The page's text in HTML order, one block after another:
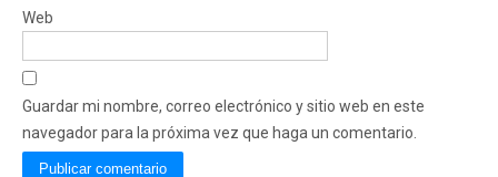
Web
Guardar mi nombre, correo electrónico y sitio web en este
navegador para la próxima vez que haga un comentario.